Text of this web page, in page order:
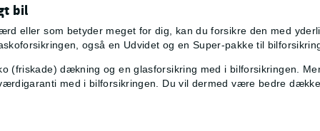
bil
eller som betyder meget for dig, kan du forsikre den med
også en Udvidet og en Super-pakke til
(friskade) dækning og en glasforsikring med i bilforsikringen.
med i bilforsikringen. Du vil dermed være bedre